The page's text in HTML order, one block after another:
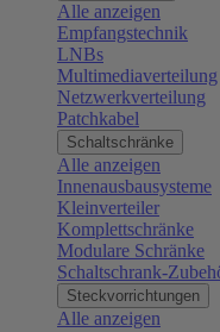
Alle anzeigen
Empfangstechnik
LNBs
Multimediaverteilung
Netzwerkverteilung
Patchkabel
Schaltschränke
Alle anzeigen
Innenausbausysteme
Kleinverteiler
Komplettschränke
Modulare Schränke
Schaltschrank-
Steckvorrichtungen
Alle anzeigen